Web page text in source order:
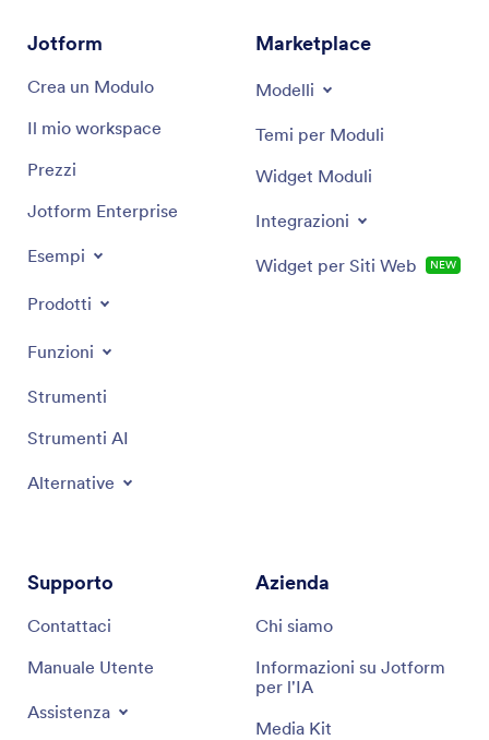
Jotform
Crea un Modulo
Il mio workspace
Prezzi
Jotform Enterprise
Esempi
Prodotti
Funzioni
Strumenti
Strumenti AI
Alternative
Marketplace
Modelli
Temi per Moduli
Widget Moduli
Integrazioni
Widget per Siti Web NEW
Supporto
Contattaci
Manuale Utente
Assistenza
Azienda
Chi siamo
Informazioni su Jotform
per l'IA
Media Kit